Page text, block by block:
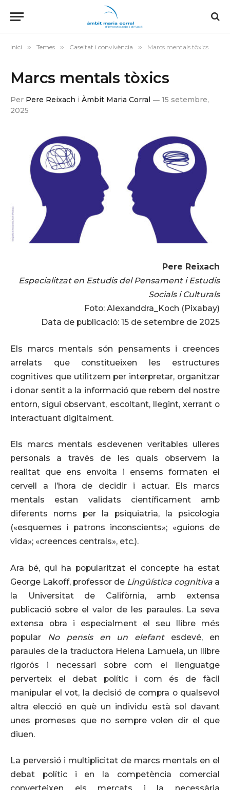
Inici » Temes » Caseitat i convivència » Marcs mentals tòxics
Marcs mentals tòxics
Per Pere Reixach i Àmbit Maria Corral
15 setembre,
2025
Pere Reixach
Especialitzat en Estudis del Pensament i Estudis
Socials i Culturals
Foto: Alexanddra_Koch (Pixabay)
Data de publicació: 15 de setembre de 2025
Els marcs mentals són pensaments i creences
arrelats que constitueixen les estructures
cognitives que utilitzem per interpretar, organitzar
i donar sentit a la informació que rebem del nostre
entorn, sigui observant, escoltant, llegint, xerrant o
interactuant digitalment.
Els marcs mentals esdevenen veritables ulleres
personals a través de les quals observem la
realitat que ens envolta i ensems formaten el
cervell a l’hora de decidir i actuar. Els marcs
mentals estan validats científicament amb
diferents noms per la psiquiatria, la psicologia
(«esquemes i patrons inconscients»; «guions de
vida»; «creences centrals», etc.).
Ara bé, qui ha popularitzat el concepte ha estat
George Lakoff, professor de Lingüística cognitiva a
la Universitat de Califòrnia, amb extensa
publicació sobre el valor de les paraules. La seva
extensa obra i especialment el seu llibre més
popular
No pensis en un elefantesdevé, en
paraules de la traductora Helena Lamuela, un llibre
rigorós i necessari sobre com el llenguatge
perverteix el debat polític i com és de fàcil
manipular el vot, la decisió de compra o qualsevol
altra elecció en què un individu està sol davant
unes promeses que no sempre volen dir el que
diuen.
La perversió i multiplicitat de marcs mentals en el
debat polític i en la competència comercial